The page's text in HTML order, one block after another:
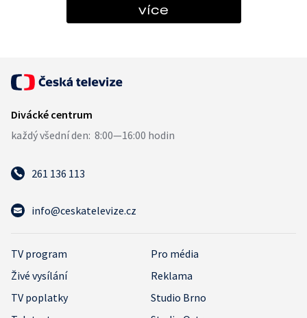
více
261 136 113
info@ceskatelevize.cz
TV program
Pro média
Živé vysílání
Reklama
TV poplatky
Studio Brno